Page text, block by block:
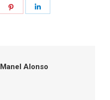
Manel Alonso